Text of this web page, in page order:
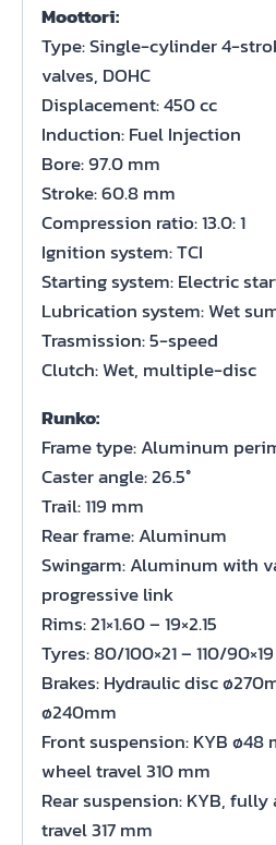
Moottori:
Type: Single-cylinder 4-
valves, DOHC
Displacement: 450 cc
Induction: Fuel Injection
Bore: 97.0 mm
Stroke: 60.8 mm
Compression ratio: 13.0: 1
Ignition system: TCI
Starting system: Electric
Lubrication system: Wet
Trasmission: 5-speed
Clutch: Wet, multiple-disc
Runko:
Frame type: Aluminum
Caster angle: 26.5°
Trail: 119 mm
Rear frame: Aluminum
Swingarm: Aluminum with
progressive link
Rims: 21×1.60 – 19×2.15
Tyres: 80/100×21 – 110/90×19
Brakes: Hydraulic disc
ø240mm
Front suspension: KYB
wheel travel 310 mm
Rear suspension: KYB,
travel 317 mm